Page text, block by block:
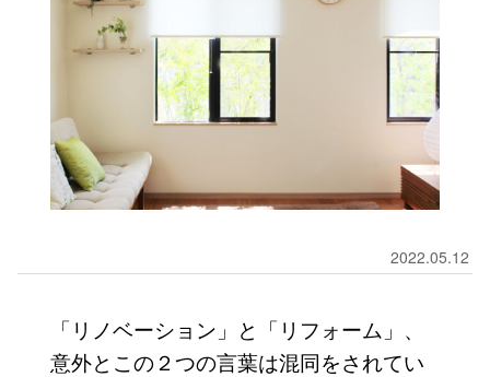
2022.05.12
「リノベーション」と「リフォーム」、
意外とこの２つの言葉は混同をされてい